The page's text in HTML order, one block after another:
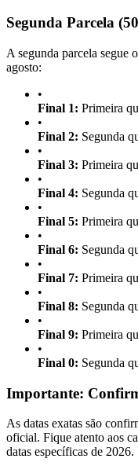
Segunda Parcela
A segunda parcela segue
agosto:
•
Final 1: Primeira
•
Final 2: Segunda
•
Final 3: Primeira
•
Final 4: Segunda
•
Final 5: Primeira
•
Final 6: Segunda
•
Final 7: Primeira
•
Final 8: Segunda
•
Final 9: Primeira
•
Final 0: Segunda
Importante:
As datas exatas são
oficial. Fique atento aos
datas específicas de 2026.